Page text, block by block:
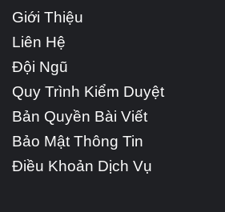
Giới Thiệu
Liên Hệ
Đội Ngũ
Quy Trình Kiểm Duyệt
Bản Quyền Bài Viết
Bảo Mật Thông Tin
Điều Khoản Dịch Vụ